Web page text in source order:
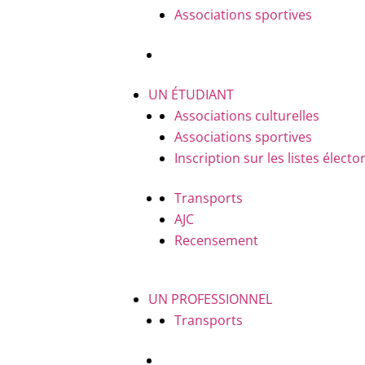
Associations sportives
UN ÉTUDIANT
Associations culturelles
Associations sportives
Inscription sur les listes
Transports
AJC
Recensement
UN PROFESSIONNEL
Transports